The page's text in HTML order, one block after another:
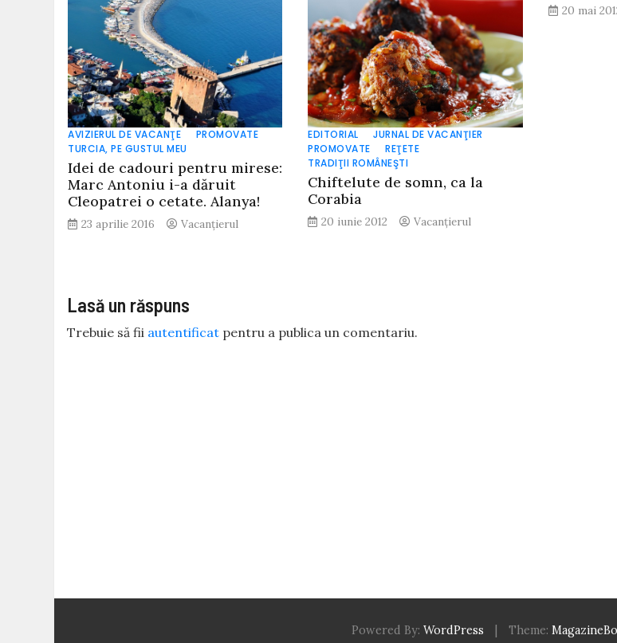
AVIZIERUL DE VACANŢE
PROMOVATE
TURCIA, PE GUSTUL MEU
Idei de cadouri pentru mirese:
Marc Antoniu i-a dăruit
Cleopatrei o cetate. Alanya!
23 aprilie 2016 Vacanțierul
EDITORIAL
JURNAL DE VACANŢIER
PROMOVATE
REŢETE
TRADIŢII ROMÂNEŞTI
Chiftelute de somn, ca la
Corabia
20 iunie 2012 Vacanțierul
20 mai
Lasă un răspuns
Trebuie să fii autentificat pentru a publica un comentariu.
Powered By: WordPress Theme: